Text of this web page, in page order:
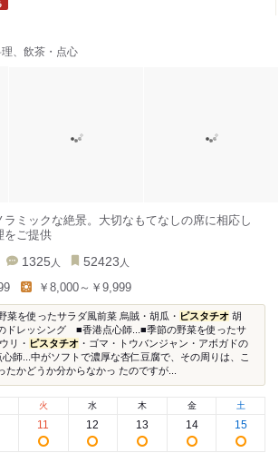
、飲茶・点心
ミックな絶景。大切なもてなしの席に相応し
をご提供
1325 人 52423 人
￥8,000～￥9,999
菜を使ったサラダ風前菜 烏賊・胡瓜・ ピスタチオ 胡
ドレッシング ■香港点心師...■季節の野菜を使ったサ
リ・ ピスタチオ ・ゴマ・トウバンジャン・アボガドの
師...中がソフトで濃厚な杏仁豆腐で、その周りは、こ
たかどうか分からなかっ たのですが...
火
11
水
12
木
13
金
14
土
15